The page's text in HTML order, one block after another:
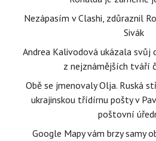
Nezápasím v Clashi, zdůraznil
Sivák
Andrea Kalivodová ukázala svůj
z nejznámějších tváří
Obě se jmenovaly Olja. Ruská
ukrajinskou třídírnu pošty v
poštovní
Google Mapy vám brzy samy